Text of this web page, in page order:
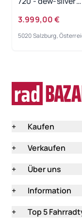
3.999,00 €
5020 Salzburg,
+
Kaufen
+
Verkaufen
+
Über uns
+
Information
+
Top 5